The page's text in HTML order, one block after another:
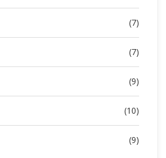
(7)
(7)
(9)
(10)
(9)